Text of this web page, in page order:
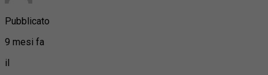
Pubblicato
9 mesi fa
il